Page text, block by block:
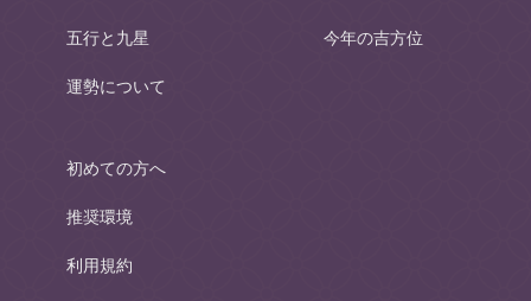
五行と九星
運勢について
今年の吉方位
初めての方へ
推奨環境
利用規約